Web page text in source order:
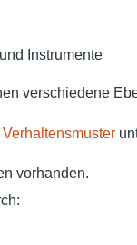
Instrumente
verschiedene
Verhaltensmuster
vorhanden.